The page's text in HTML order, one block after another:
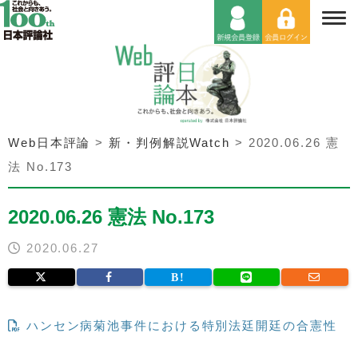
Web日本評論 > 新・判例解説Watch > 2020.06.26 憲
法 No.173
2020.06.26 憲法 No.173
2020.06.27
ハンセン病菊池事件における特別法廷開廷の合憲性